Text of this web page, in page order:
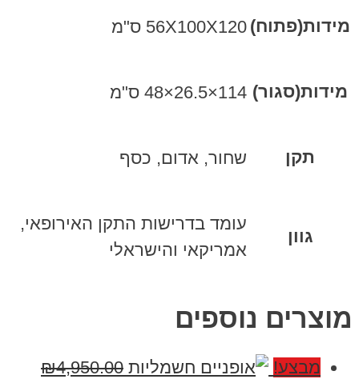
מידות(פתוח) 56X100X120 ס"מ
מידות(סגור) 114×26.5×48 ס"מ
תקן שחור, אדום, כסף
גוון
עומד בדרישות התקן האירופאי,
אמריקאי והישראלי
מוצרים נוספים
מבצע! ₪4,950.00